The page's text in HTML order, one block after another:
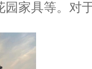
园家具等。对